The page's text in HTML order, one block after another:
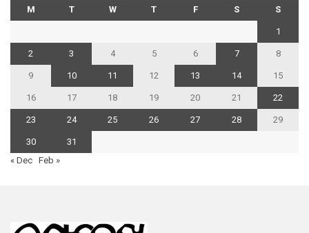
M T W T F S S
1
2 3 4 5 6 7 8
9 10 11 12 13 14 15
16 17 18 19 20 21 22
23 24 25 26 27 28 29
30
31
« Dec Feb »